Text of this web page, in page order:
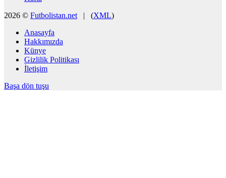
2026 © Futbolistan.net | (XML)
Anasayfa
Hakkımızda
Künye
Gizlilik Politikası
İletişim
Başa dön tuşu